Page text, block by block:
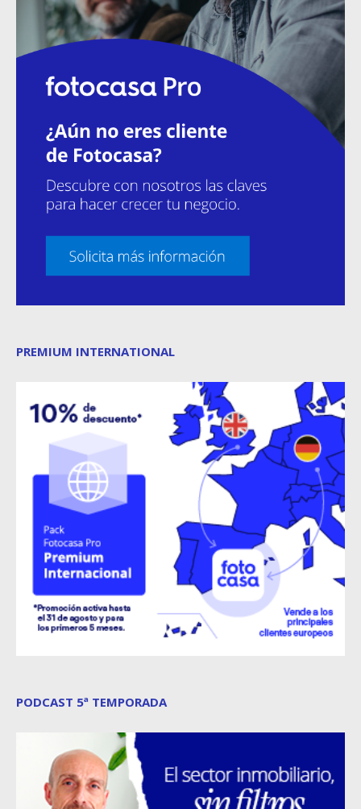
PREMIUM INTERNATIONAL
PODCAST 5ª TEMPORADA